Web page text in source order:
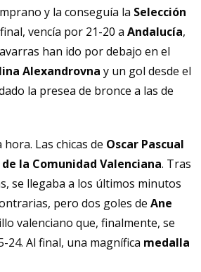
y la conseguía la Selección
vencía por 21-20 a Andalucía,
han ido por debajo en el
Alexandrovna y un gol desde el
la presea de bronce a las de
Las chicas de Oscar Pascual
de la Comunidad Valenciana. Tras
se llegaba a los últimos minutos
pero dos goles de Ane
valenciano que, finalmente, se
Al final, una magnífica medalla